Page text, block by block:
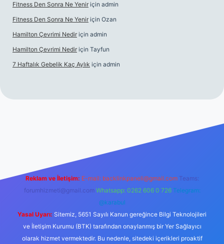
Fitness Den Sonra Ne Yenir için admin
Fitness Den Sonra Ne Yenir için Ozan
Hamilton Çevrimi Nedir için admin
Hamilton Çevrimi Nedir için Tayfun
7 Haftalık Gebelik Kaç Aylık için admin
Reklam ve İletişim: E-mail: backlinkpaneli@gmail.com Teams:
forumhizmeti@gmail.com Whatsapp: 0262 606 0 726 Telegram:
@karabul
Yasal Uyarı: Sitemiz, 5651 Sayılı Kanun gereğince Bilgi Teknolojileri
ve İletişim Kurumu (BTK) tarafından onaylanmış bir Yer Sağlayıcı
olarak hizmet vermektedir. Bu nedenle, sitedeki içerikleri proaktif